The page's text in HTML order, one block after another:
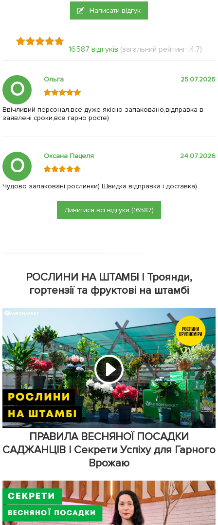
Написати відгук
16587 відгуків (загальний рейтинг: 4.7)
О Ольга 25.07.2026
Ввічливий персонал,все дуже якісно запаковано,відправка в
заявлені сроки,все гарно росте)
О Оксана Пацеля 24.07.2026
Чудово запаковані рослинки) Швидка відправка і доставка)
Дивитися всі відгуки (16587)
РОСЛИНИ НА ШТАМБІ | Троянди,
гортензії та фруктові на штамбі
ПРАВИЛА ВЕСНЯНОЇ ПОСАДКИ
САДЖАНЦІВ | Секрети Успіху для Гарного
Врожаю